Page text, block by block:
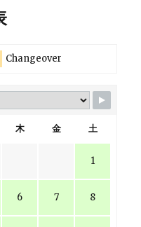
Changeover
木 金 土
1
6 7 8